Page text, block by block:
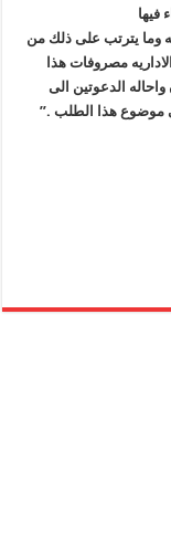
فيها
وما يترتب على ذلك من
مصروفات هذا
الدعوتين الى
موضوع هذا الطلب .”